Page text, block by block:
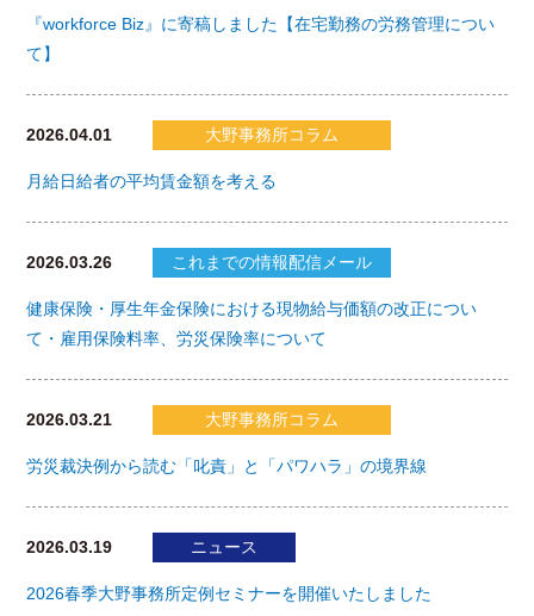
『workforce Biz』に寄稿しました【在宅勤務の労務管理につい
て】
2026.04.01 大野事務所コラム
月給日給者の平均賃金額を考える
2026.03.26 これまでの情報配信メール
健康保険・厚生年金保険における現物給与価額の改正につい
て・雇用保険料率、労災保険率について
2026.03.21 大野事務所コラム
労災裁決例から読む「叱責」と「パワハラ」の境界線
2026.03.19 ニュース
2026春季大野事務所定例セミナーを開催いたしました